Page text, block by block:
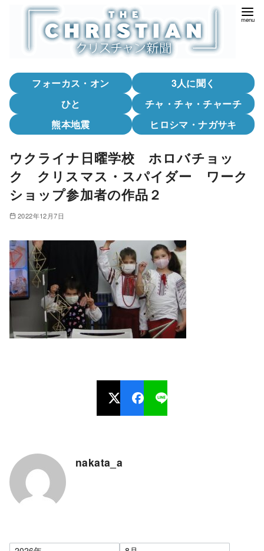
フォーカス・オン
3人に聞く
ひと
チャ・チャ・チャーチ
熊本地震
ヒロシマ・ナガサキ
ウクライナ日曜学校 ホロバチョッ
ク クリスマス・スパイダー ワーク
ショップ参加者の作品２
2022年12月7日
nakata_a